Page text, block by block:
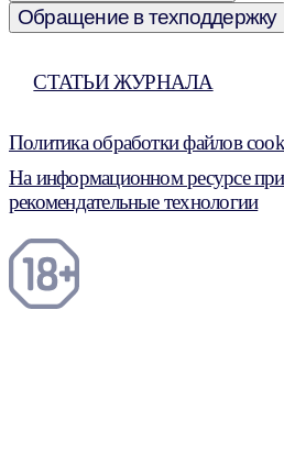
Обращение в техподдержку
СТАТЬИ ЖУРНАЛА
Политика обработки файлов
На информационном ресурсе
рекомендательные технологии